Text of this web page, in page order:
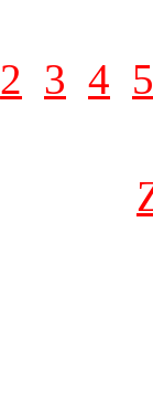
2 3 4 5